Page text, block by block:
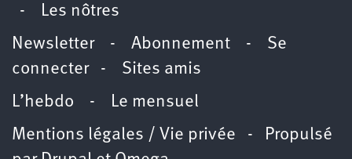
-
Les nôtres
Newsletter- Abonnement - Se
connecter- Sites amis
L’hebdo -
Le mensuel
Mentions légales / Vie privée - Propulsé